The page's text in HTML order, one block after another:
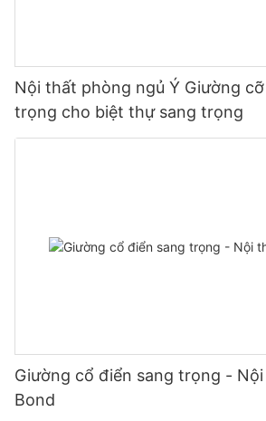
Nội thất phòng ngủ Ý Giường
trọng cho biệt thự sang trọng
Giường cổ điển sang trọng -
Bond